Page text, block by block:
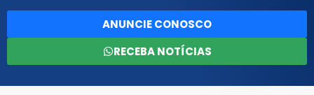
ANUNCIE CONOSCO
RECEBA NOTÍCIAS